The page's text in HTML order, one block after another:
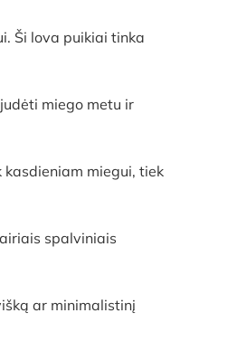
Ši lova puikiai tinka
miego metu ir
miegui, tiek
spalviniais
ar minimalistinį